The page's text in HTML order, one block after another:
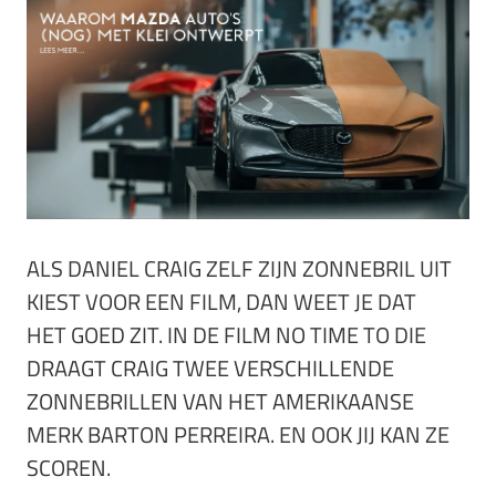
ALS DANIEL CRAIG ZELF ZIJN ZONNEBRIL UIT
KIEST VOOR EEN FILM, DAN WEET JE DAT
HET GOED ZIT. IN DE FILM NO TIME TO DIE
DRAAGT CRAIG TWEE VERSCHILLENDE
ZONNEBRILLEN VAN HET AMERIKAANSE
MERK BARTON PERREIRA. EN OOK JIJ KAN ZE
SCOREN.